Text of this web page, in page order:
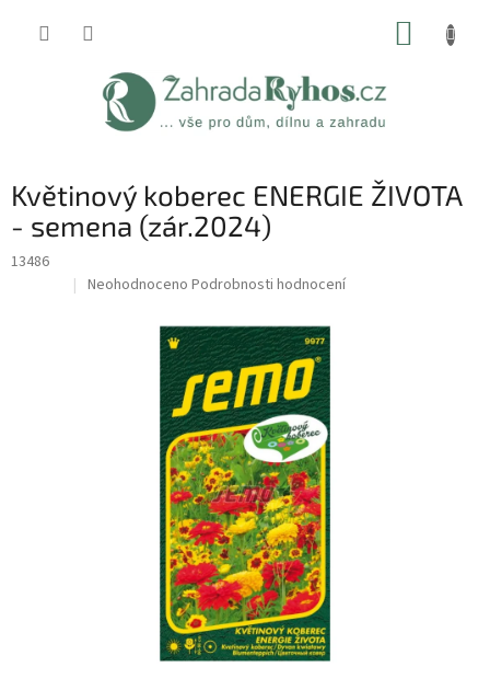
Květinový koberec ENERGIE ŽIVOTA
- semena (zár.2024)
13486
Průměrné
Neohodnoceno Podrobnosti hodnocení